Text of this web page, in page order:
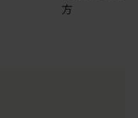
方